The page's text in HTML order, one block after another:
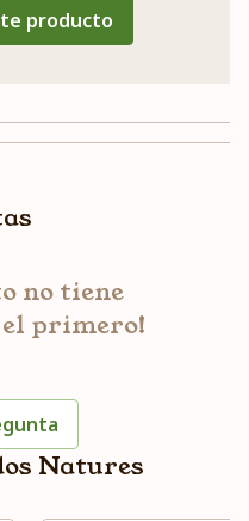
producto
no tiene
el primero!
Natures